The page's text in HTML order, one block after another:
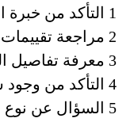
1 التأكد من خبرة العمال
2 مراجعة تقييمات العملاء
3 معرفة تفاصيل السعر بالكامل
4 التأكد من وجود سيارات مجهزة
5 السؤال عن نوع مواد التغليف